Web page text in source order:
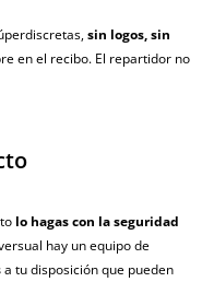
sin logos, sin
en el recibo. El repartidor no
lo hagas con la seguridad
hay un equipo de
a tu disposición que pueden